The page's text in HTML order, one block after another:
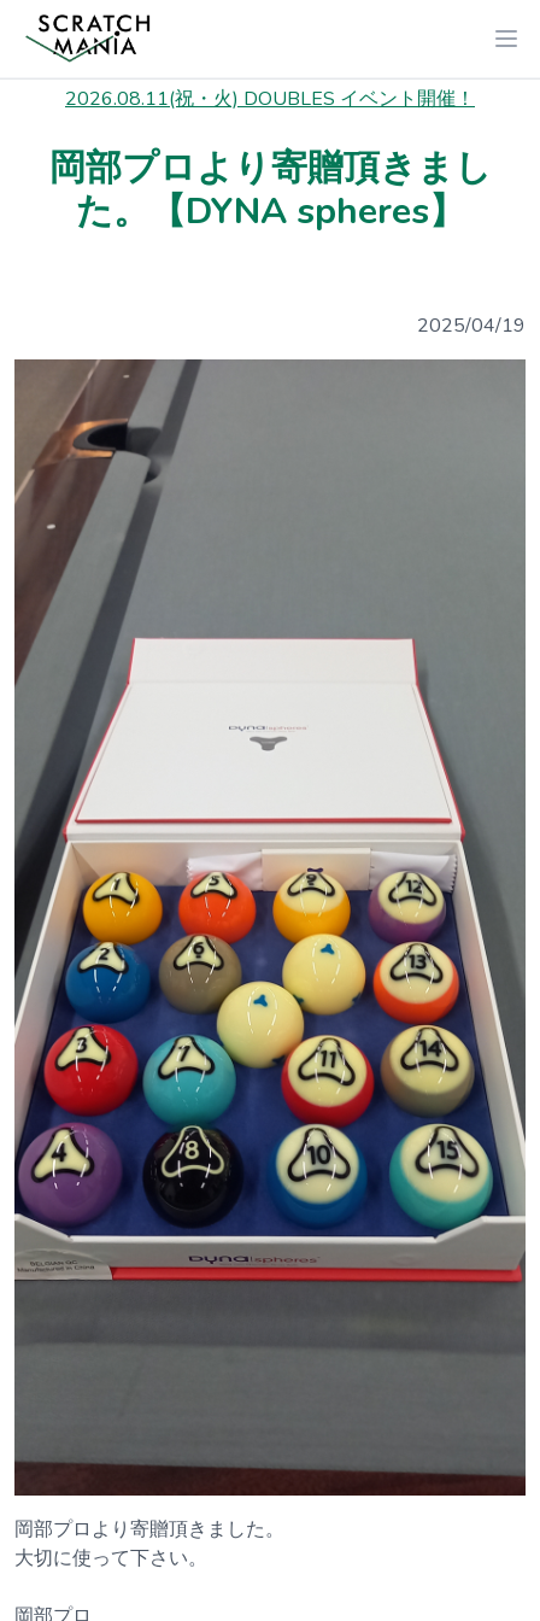
2026.08.11(祝・火) DOUBLES イベント開催！
岡部プロより寄贈頂きまし
た。【DYNA spheres】
2025/04/19
岡部プロより寄贈頂きました。
大切に使って下さい。